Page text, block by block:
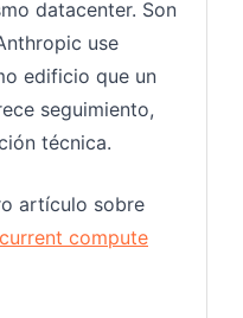
datacenter. Son
use
edificio que un
seguimiento,
técnica.
artículo sobre
compute